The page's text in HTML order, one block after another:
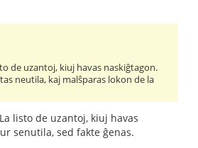
de uzantoj, kiuj havas naskiĝtagon.
neutila, kaj malŝparas lokon de la
listo de uzantoj, kiuj havas
senutila, sed fakte ĝenas.